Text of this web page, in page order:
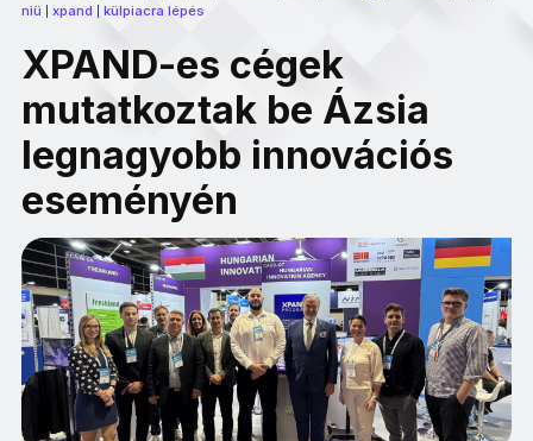
niü xpand külpiacra lépés
XPAND-es cégek
mutatkoztak be Ázsia
legnagyobb innovációs
eseményén